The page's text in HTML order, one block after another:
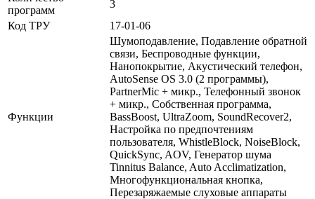
программ
3
Код ТРУ
17-01-06
Функции
Шумоподавление, Подавление обратной
связи, Беспроводные функции,
Нанопокрытие, Акустический телефон,
AutoSense OS 3.0 (2 программы),
PartnerMic + микр., Телефонный звонок
+ микр., Собственная программа,
BassBoost, UltraZoom, SoundRecover2,
Настройка по предпочтениям
пользователя, WhistleBlock, NoiseBlock,
QuickSync, AOV, Генератор шума
Tinnitus Balance, Auto Acclimatization,
Многофункциональная кнопка,
Перезаряжаемые слуховые аппараты